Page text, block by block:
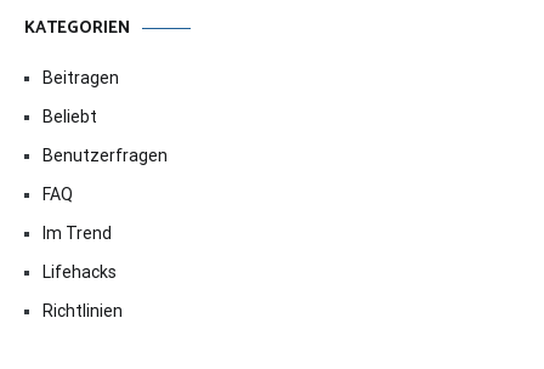
KATEGORIEN
Beitragen
Beliebt
Benutzerfragen
FAQ
Im Trend
Lifehacks
Richtlinien